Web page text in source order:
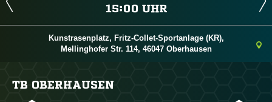
 
Kunstrasenplatz, Fritz-Collet-Sportanlage (KR),
Mellinghofer Str. 114, 46047 Oberhausen
TB OBERHAUSEN